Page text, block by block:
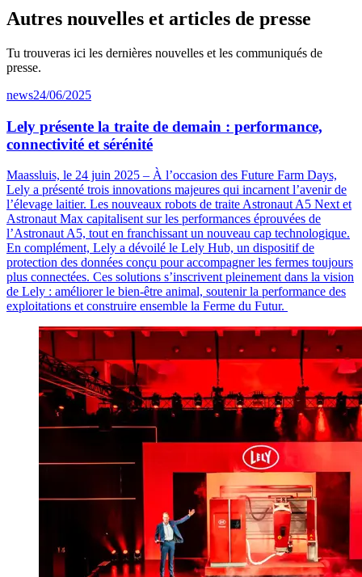
Autres nouvelles et articles de presse
Tu trouveras ici les dernières nouvelles et les communiqués de
presse.
news24/06/2025
Lely présente la traite de demain : performance,
connectivité et sérénité
Maassluis, le 24 juin 2025 – À l’occasion des Future Farm Days,
Lely a présenté trois innovations majeures qui incarnent l’avenir de
l’élevage laitier. Les nouveaux robots de traite Astronaut A5 Next et
Astronaut Max capitalisent sur les performances éprouvées de
l’Astronaut A5, tout en franchissant un nouveau cap technologique.
En complément, Lely a dévoilé le Lely Hub, un dispositif de
protection des données conçu pour accompagner les fermes toujours
plus connectées. Ces solutions s’inscrivent pleinement dans la vision
de Lely : améliorer le bien-être animal, soutenir la performance des
exploitations et construire ensemble la Ferme du Futur.